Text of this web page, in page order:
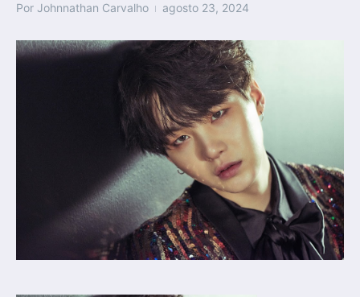
Por Johnnathan Carvalho agosto 23, 2024